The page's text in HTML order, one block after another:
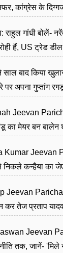
कांग्रेस के
राहुल गांधी बोलें-
हैं, US ट्रेड
साल बाद किया
अपना गुप्तांग
Jeevan
का मेयर बन बालेन
Kumar Jeevan
निकले कन्हैया का
Jeevan
तेज प्रताप यादव
Jeevan
तक, जानें- 'मिले